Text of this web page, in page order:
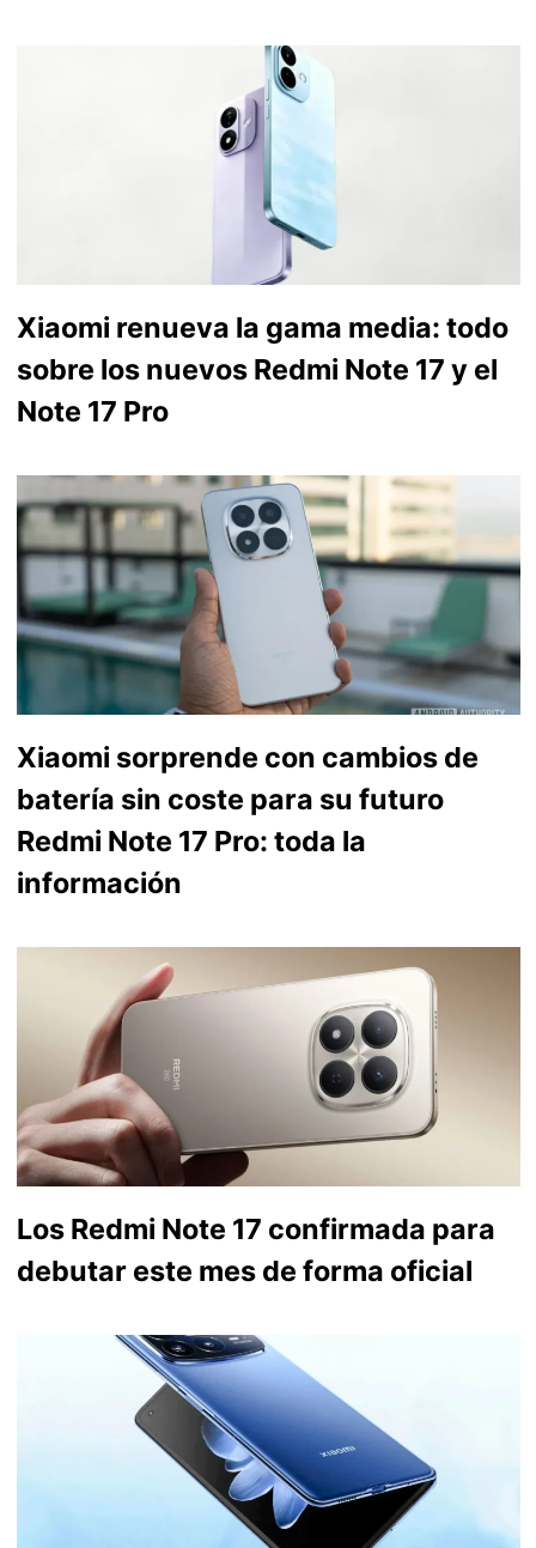
Xiaomi renueva la gama media: todo
sobre los nuevos Redmi Note 17 y el
Note 17 Pro
Xiaomi sorprende con cambios de
batería sin coste para su futuro
Redmi Note 17 Pro: toda la
información
Los Redmi Note 17 confirmada para
debutar este mes de forma oficial